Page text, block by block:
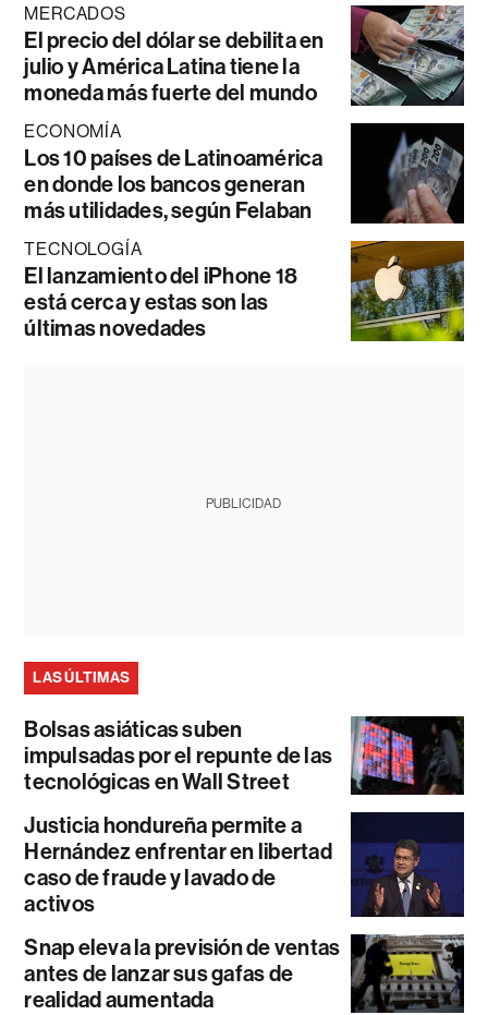
MERCADOS
El precio del dólar se debilita en
julio y América Latina tiene la
moneda más fuerte del mundo
ECONOMÍA
Los 10 países de Latinoamérica
en donde los bancos generan
más utilidades, según Felaban
TECNOLOGÍA
El lanzamiento del iPhone 18
está cerca y estas son las
últimas novedades
PUBLICIDAD
LAS ÚLTIMAS
Bolsas asiáticas suben
impulsadas por el repunte de las
tecnológicas en Wall Street
Justicia hondureña permite a
Hernández enfrentar en libertad
caso de fraude y lavado de
activos
Snap eleva la previsión de ventas
antes de lanzar sus gafas de
realidad aumentada